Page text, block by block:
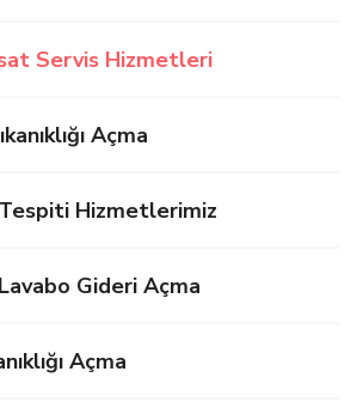
Servis Hizmetleri
Açma
Hizmetlerimiz
Gideri Açma
Açma